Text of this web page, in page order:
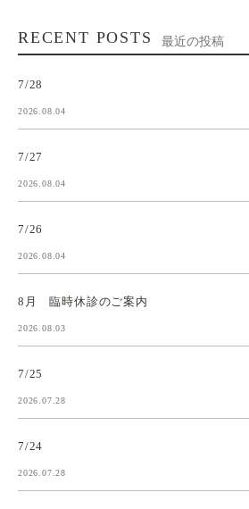
RECENT POSTS 最近の投稿
7/28
2026.08.04
7/27
2026.08.04
7/26
2026.08.04
8月 臨時休診のご案内
2026.08.03
7/25
2026.07.28
7/24
2026.07.28